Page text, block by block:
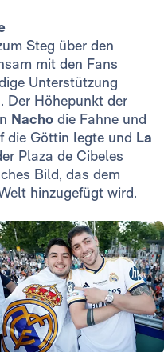
Steg über den
mit den Fans
Unterstützung
Der Höhepunkt der
Nacho die Fahne und
die Göttin legte und La
Plaza de Cibeles
Bild, das dem
hinzugefügt wird.